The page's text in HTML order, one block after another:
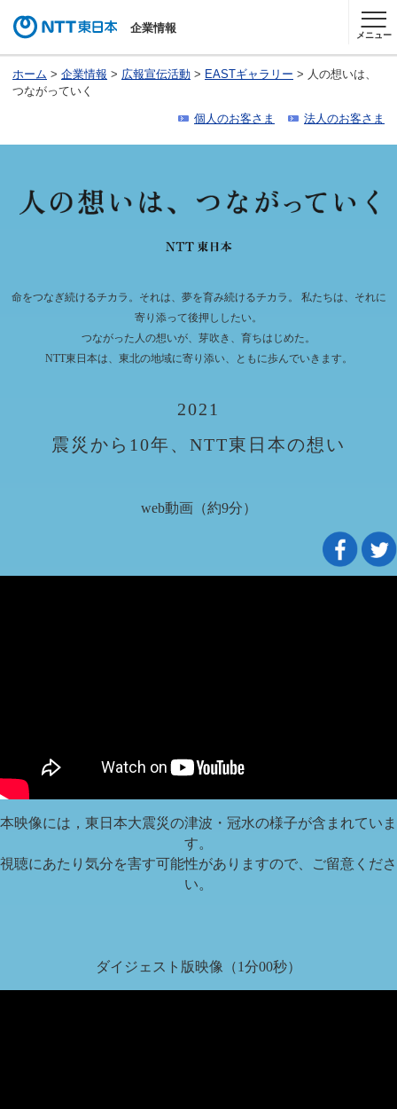
企業情報
メニュー
ホーム > 企業情報 > 広報宣伝活動 > EASTギャラリー > 人の想いは、
つながっていく
個人のお客さま 法人のお客さま
命をつなぎ続けるチカラ。それは、夢を育み続けるチカラ。 私たちは、それに
寄り添って後押ししたい。
つながった人の想いが、芽吹き、育ちはじめた。
NTT東日本は、東北の地域に寄り添い、ともに歩んでいきます。
2021
震災から10年、NTT東日本の想い
web動画（約9分）
本映像には，東日本大震災の津波・冠水の様子が含まれていま
す。
視聴にあたり気分を害す可能性がありますので、ご留意くださ
い。
ダイジェスト版映像（1分00秒）